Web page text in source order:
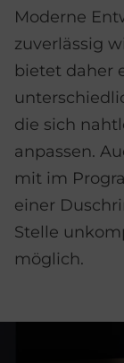
Moderne
zuverlässig
bietet daher
die sich
anpassen.
mit im
einer
Stelle
möglich.